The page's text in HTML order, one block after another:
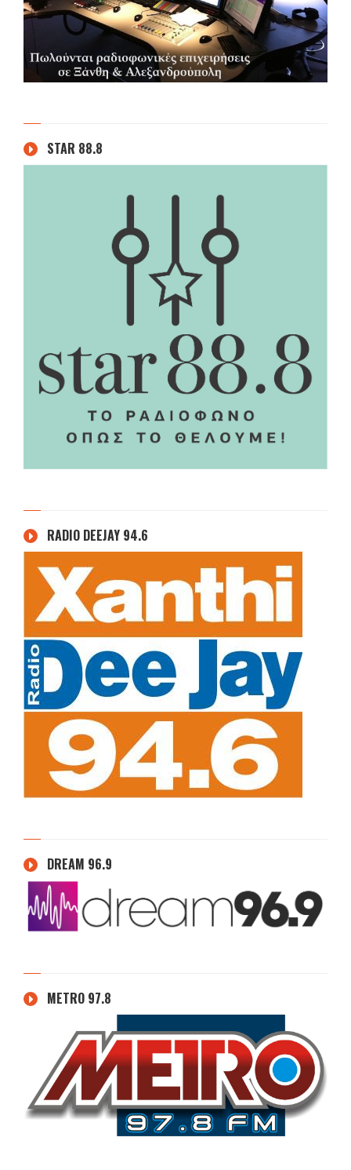
STAR 88.8
RADIO DEEJAY 94.6
DREAM 96.9
METRO 97.8